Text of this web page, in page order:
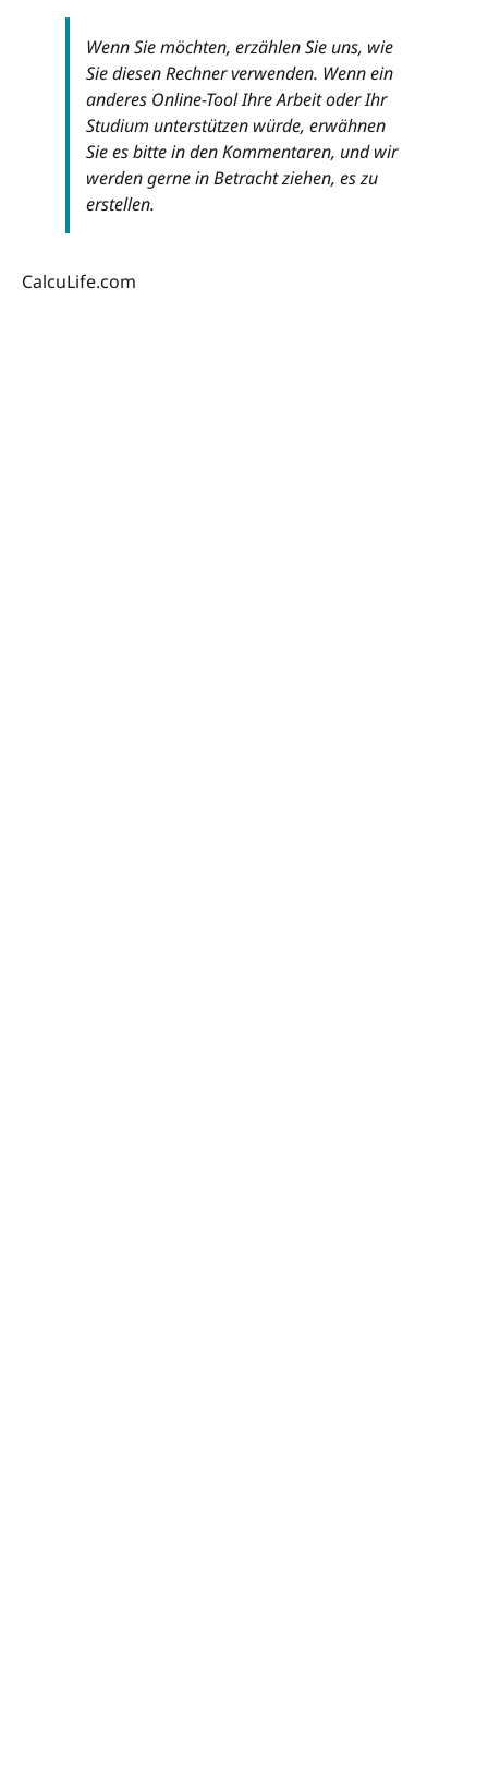
Wenn Sie möchten, erzählen Sie uns, wie
Sie diesen Rechner verwenden. Wenn ein
anderes Online-Tool Ihre Arbeit oder Ihr
Studium unterstützen würde, erwähnen
Sie es bitte in den Kommentaren, und wir
werden gerne in Betracht ziehen, es zu
erstellen.
CalcuLife.com